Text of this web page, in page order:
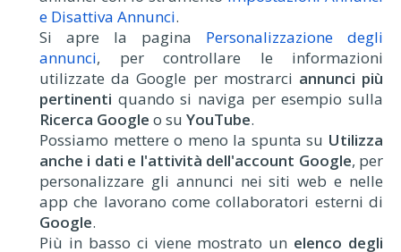
e Disattiva Annunci.
Si apre la pagina Personalizzazione degli
annunci, per controllare le informazioni
utilizzate da Google per mostrarci annunci più
pertinenti quando si naviga per esempio sulla
Ricerca Google o su YouTube.
Possiamo mettere o meno la spunta su Utilizza
anche i dati e l'attività dell'account Google, per
personalizzare gli annunci nei siti web e nelle
app che lavorano come collaboratori esterni di
Google.
Più in basso ci viene mostrato un elenco degli